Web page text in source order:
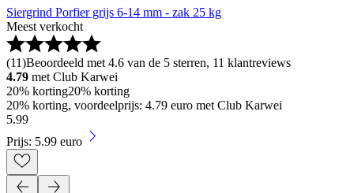
Siergrind Porfier grijs 6-14 mm - zak 25 kg
Meest verkocht
(11)Beoordeeld met 4.6 van de 5 sterren, 11 klantreviews
4.79 met Club Karwei
20% korting20% korting
20% korting, voordeelprijs: 4.79 euro met Club Karwei
5.99
Prijs: 5.99 euro